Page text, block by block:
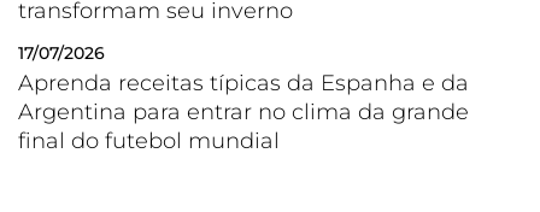
transformam seu inverno
17/07/2026
Aprenda receitas típicas da Espanha e da
Argentina para entrar no clima da grande
final do futebol mundial